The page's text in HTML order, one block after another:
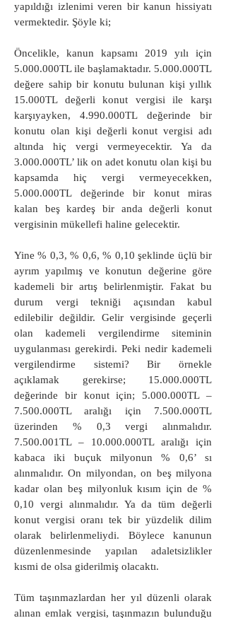
yapıldığı izlenimi veren bir kanun hissiyatı
vermektedir. Şöyle ki;
Öncelikle, kanun kapsamı 2019 yılı için
5.000.000TL ile başlamaktadır. 5.000.000TL
değere sahip bir konutu bulunan kişi yıllık
15.000TL değerli konut vergisi ile karşı
karşıyayken, 4.990.000TL değerinde bir
konutu olan kişi değerli konut vergisi adı
altında hiç vergi vermeyecektir. Ya da
3.000.000TL’ lik on adet konutu olan kişi bu
kapsamda hiç vergi vermeyecekken,
5.000.000TL değerinde bir konut miras
kalan beş kardeş bir anda değerli konut
vergisinin mükellefi haline gelecektir.
Yine % 0,3, % 0,6, % 0,10 şeklinde üçlü bir
ayrım yapılmış ve konutun değerine göre
kademeli bir artış belirlenmiştir. Fakat bu
durum vergi tekniği açısından kabul
edilebilir değildir. Gelir vergisinde geçerli
olan kademeli vergilendirme siteminin
uygulanması gerekirdi. Peki nedir kademeli
vergilendirme sistemi? Bir örnekle
açıklamak gerekirse; 15.000.000TL
değerinde bir konut için; 5.000.000TL –
7.500.000TL aralığı için 7.500.000TL
üzerinden % 0,3 vergi alınmalıdır.
7.500.001TL – 10.000.000TL aralığı için
kabaca iki buçuk milyonun % 0,6’ sı
alınmalıdır. On milyondan, on beş milyona
kadar olan beş milyonluk kısım için de %
0,10 vergi alınmalıdır. Ya da tüm değerli
konut vergisi oranı tek bir yüzdelik dilim
olarak belirlenmeliydi. Böylece kanunun
düzenlenmesinde yapılan adaletsizlikler
kısmi de olsa giderilmiş olacaktı.
Tüm taşınmazlardan her yıl düzenli olarak
alınan emlak vergisi, taşınmazın bulunduğu